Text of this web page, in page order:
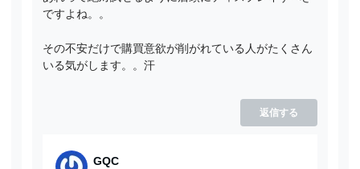
ですよね。。
その不安だけで購買意欲が削がれている人がたくさん
いる気がします。。汗
返信する
GQC